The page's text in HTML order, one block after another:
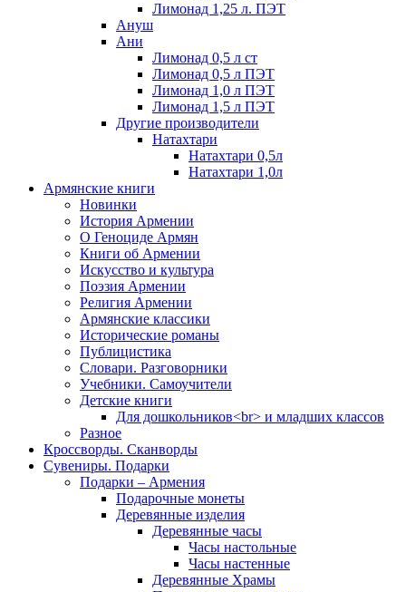
Лимонад 1,25 л. ПЭТ
Ануш
Ани
Лимонад 0,5 л ст
Лимонад 0,5 л ПЭТ
Лимонад 1,0 л ПЭТ
Лимонад 1,5 л ПЭТ
Другие производители
Натахтари
Натахтари 0,5л
Натахтари 1,0л
Армянские книги
Новинки
История Армении
О Геноциде Армян
Книги об Армении
Иcкусство и культура
Поэзия Армении
Религия Армении
Армянские классики
Исторические романы
Публицистика
Словари. Разговорники
Учебники. Самоучители
Детские книги
Для дошкольников<br> и младших классов
Разное
Кроссворды. Сканворды
Сувениры. Подарки
Подарки – Армения
Подарочные монеты
Деревянные изделия
Деревянные часы
Часы настольные
Часы настенные
Деревянные Храмы